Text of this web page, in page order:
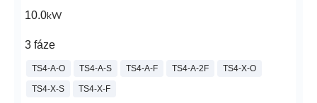
10.0kW
3 fáze
TS4-A-O TS4-A-S TS4-A-F TS4-A-2F TS4-X-O
TS4-X-S TS4-X-F